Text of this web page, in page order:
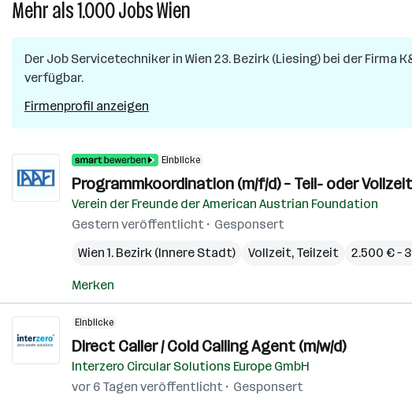
Mehr als 1.000JobsWien
Jobs
Der Job Servicetechniker in Wien 23. Bezirk (Liesing) bei der Firma
verfügbar.
Firmenprofil anzeigen
Einblicke
Programmkoordination (m/f/d) – Teil- oder Vollzeit
Verein der Freunde der American Austrian Foundation
Gestern veröffentlicht
Gesponsert
Wien 1. Bezirk (Innere Stadt)
Vollzeit, Teilzeit 2.500 € –
Merken
Einblicke
Direct Caller / Cold Calling Agent (m/w/d)
Interzero Circular Solutions Europe GmbH
vor 6 Tagen veröffentlicht
Gesponsert